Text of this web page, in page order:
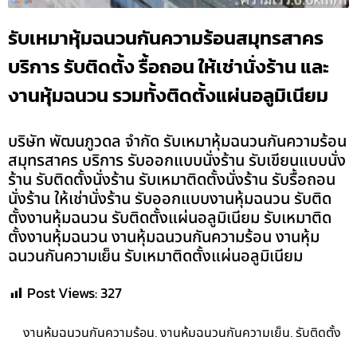
รับเหมาหุ้มฉนวนกันความร้อนสมุทรสาคร
บริการ รับติดตั้ง รื้อถอน ให้เช่านั่งร้าน และ
งานหุ้มฉนวน รวมทั้งติดตั้งแผ่นอลูมิเนียม
บริษัท พัฒนภูวดล จำกัด รับเหมาหุ้มฉนวนกันความร้อน
สมุทรสาคร บริการ รับออกแบบนั่งร้าน รับเขียนแบบนั่ง
ร้าน รับติดตั้งนั่งร้าน รับเหมาติดตั้งนั่งร้าน รับรื้อถอน
นั่งร้าน ให้เช่านั่งร้าน รับออกแบบงานหุ้มฉนวน รับติด
ตั้งงานหุ้มฉนวน รับติดตั้งแผ่นอลูมิเนียม รับเหมาติด
ตั้งงานหุ้มฉนวน งานหุ้มฉนวนกันความร้อน งานหุ้ม
ฉนวนกันความเย็น รับเหมาติดตั้งแผ่นอลูมิเนียม
Post Views:327
งานหุ้มฉนวนกันความร้อน,งานหุ้มฉนวนกันความเย็น,รับติดตั้ง